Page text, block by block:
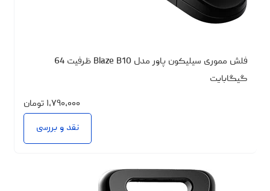
فلش مموری سیلیکون پاور مدل Blaze B10 ظرفیت 64
گیگابایت
۱،۷۹۰،۰۰۰ تومان
نقد و بررسی